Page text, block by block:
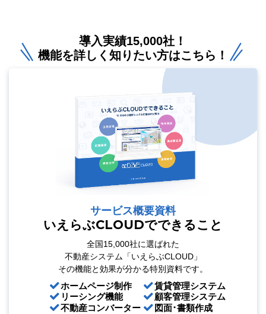
導入実績15,000社！
機能を詳しく知りたい方はこちら！
サービス概要資料
いえらぶCLOUDでできること
全国15,000社に選ばれた
不動産システム「いえらぶCLOUD」
その機能と効果が分かる特別資料です。
ホームページ制作
リーシング機能
不動産コンバーター
賃貸管理システム
顧客管理システム
図面･書類作成